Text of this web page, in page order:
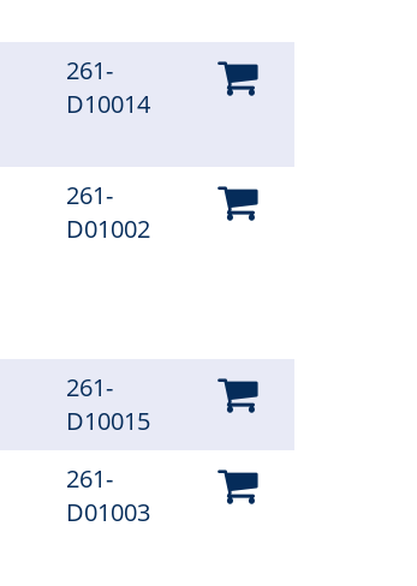
261-
D10014
261-
D01002
261-
D10015
261-
D01003